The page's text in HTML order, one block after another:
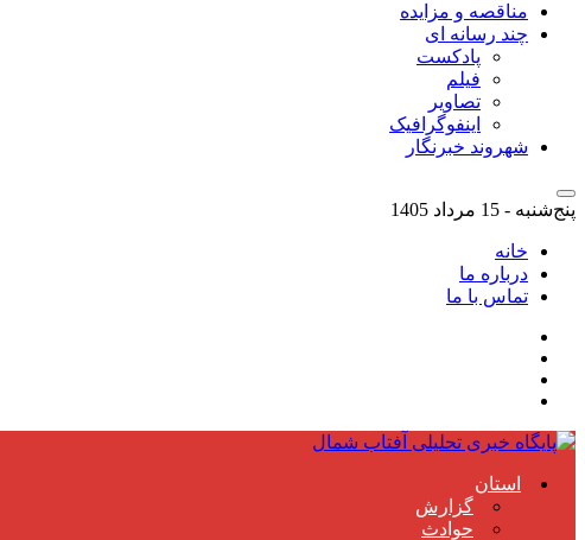
مناقصه و مزایده
چند رسانه ای
پادکست
فیلم
تصاویر
اینفوگرافیک
شهروند خبرنگار
پنج‌شنبه - 15 مرداد 1405
خانه
درباره ما
تماس با ما
استان
گزارش
حوادث